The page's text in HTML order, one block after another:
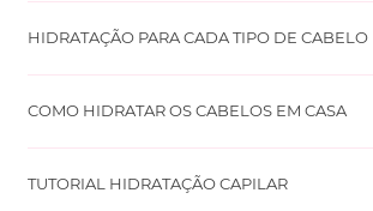
HIDRATAÇÃO PARA CADA TIPO DE CABELO
COMO HIDRATAR OS CABELOS EM CASA
TUTORIAL HIDRATAÇÃO CAPILAR